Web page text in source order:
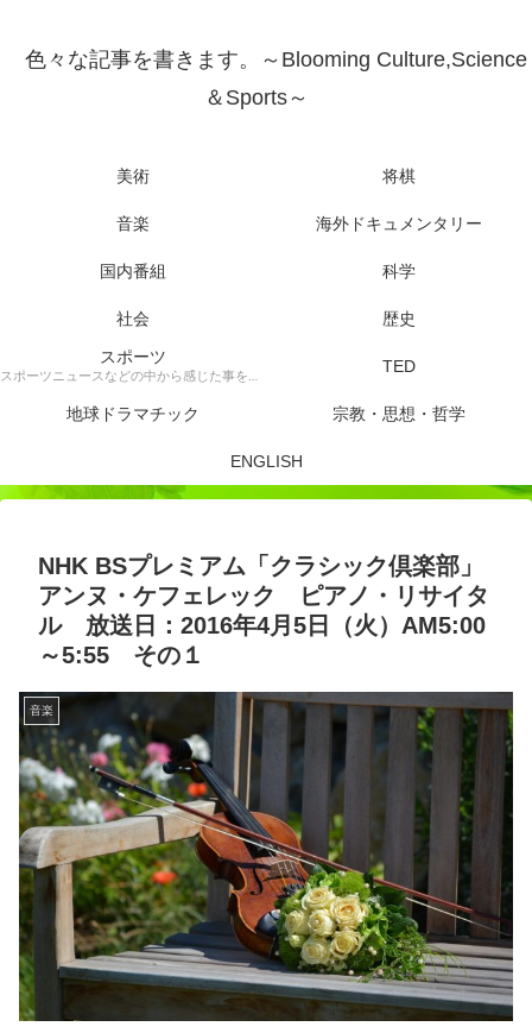
色々な記事を書きます。～Blooming Culture,Science
＆Sports～
美術 将棋
音楽 海外ドキュメンタリー
国内番組 科学
社会
歴史
スポーツ
スポーツニュースなどの中から感じた事を書きます。 TED
地球ドラマチック 宗教・思想・哲学
ENGLISH
NHK BSプレミアム「クラシック倶楽部」
アンヌ・ケフェレック ピアノ・リサイタ
ル 放送日：2016年4月5日（火）AM5:00
～5:55 その１
音楽